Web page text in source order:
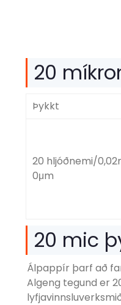
20
Þykkt
20 hljóðnemi/
0μm
20 mic
Álpappír þarf að
Algeng tegund er